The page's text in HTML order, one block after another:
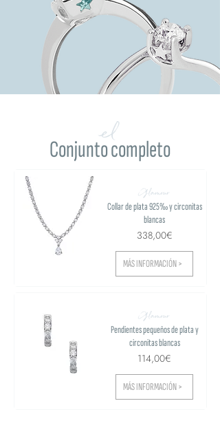
Conjunto completo
el
Glamour
Collar de plata 925‰ y circonitas
blancas
338,00€
MÁS INFORMACIÓN >
Glamour
Pendientes pequeños de plata y
circonitas blancas
114,00€
MÁS INFORMACIÓN >